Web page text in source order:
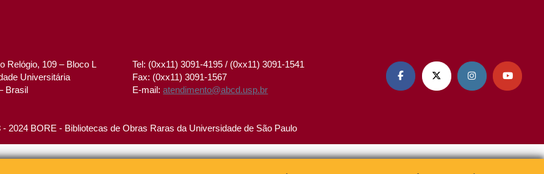
Relógio, 109 – Bloco L
Universitária
Brasil
Tel: (0xx11) 3091-4195 / (0xx11) 3091-1541
Fax: (0xx11) 3091-1567
E-mail:atendimento@abcd.usp.br
   
2024 BORE - Bibliotecas de Obras Raras da Universidade de São Paulo